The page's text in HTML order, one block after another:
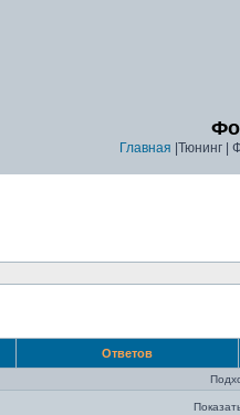
Главная |Тюнинг |
Ответов